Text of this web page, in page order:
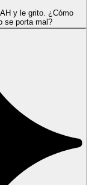
y le grito. ¿Cómo
se porta mal?